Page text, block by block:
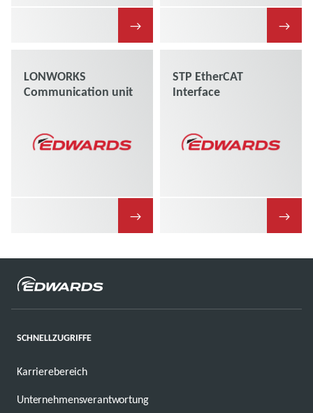
→ →
LONWORKS
Communication unit
→
STP EtherCAT
Interface
→
SCHNELLZUGRIFFE
Karrierebereich
Unternehmensverantwortung